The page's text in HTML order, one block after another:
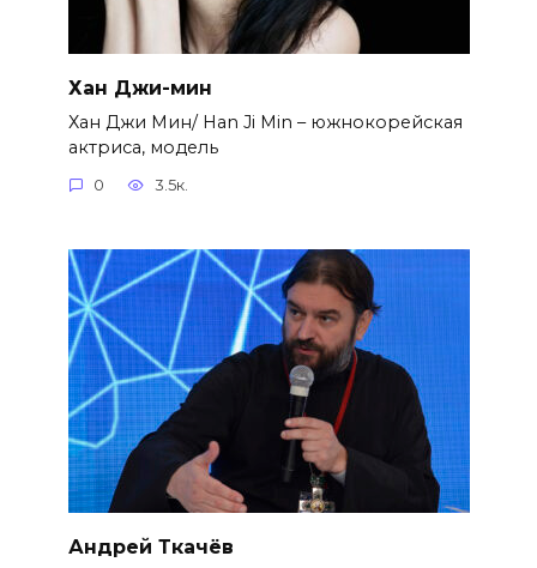
Хан Джи-мин
Хан Джи Мин/ Han Ji Min – южнокорейская
актриса, модель
0 3.5к.
Андрей Ткачёв